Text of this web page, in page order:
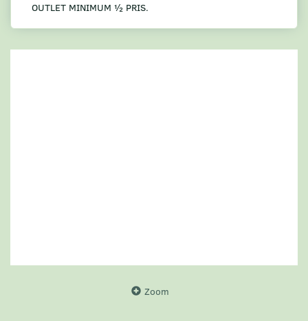
OUTLET MINIMUM ½ PRIS.
Zoom